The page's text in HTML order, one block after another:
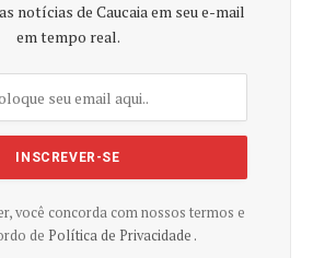
notícias de Caucaia em seu e-mail
em tempo real.
você concorda com nossos termos e
de Política de Privacidade .